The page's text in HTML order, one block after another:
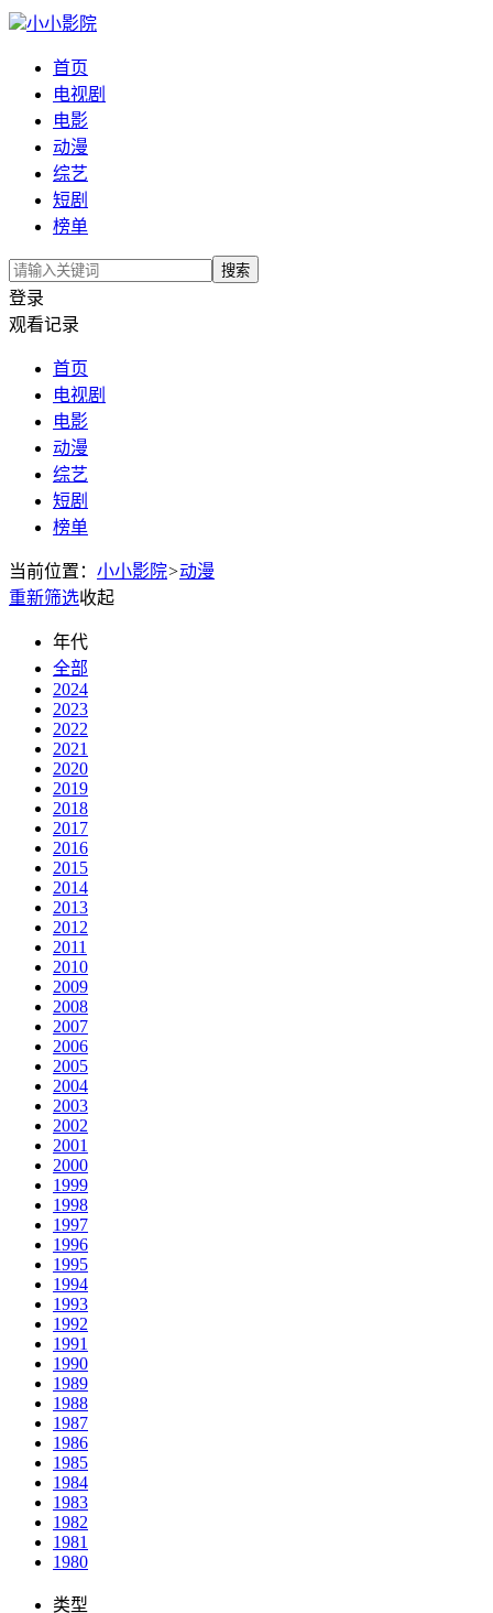
小小影院
首页
电视剧
电影
动漫
综艺
短剧
榜单
搜索
登录
观看记录
首页
电视剧
电影
动漫
综艺
短剧
榜单
当前位置： 小小影院>动漫
重新筛选收起
年代
全部
2024
2023
2022
2021
2020
2019
2018
2017
2016
2015
2014
2013
2012
2011
2010
2009
2008
2007
2006
2005
2004
2003
2002
2001
2000
1999
1998
1997
1996
1995
1994
1993
1992
1991
1990
1989
1988
1987
1986
1985
1984
1983
1982
1981
1980
类型